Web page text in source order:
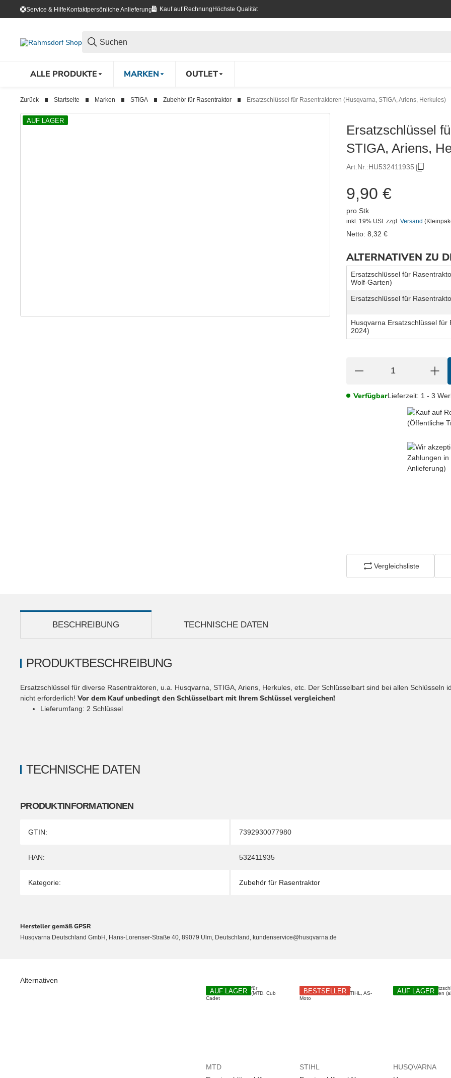
Service & HilfeKontaktpersönliche Anlieferung Kauf auf Rechnung Höchste Qualität
ALLE PRODUKTE MARKEN OUTLET
Zurück Startseite Marken STIGA Zubehör für Rasentraktor Ersatzschlüssel für Rasentraktoren (Husqvarna, STIGA, Ariens, Herkules)
AUF LAGER
Ersatzschlüssel
STIGA, Ariens,
Art.Nr.:HU532411935
9,90 €
pro Stk
inkl. 19% USt. zzgl. Versand
Netto: 8,32 €
ALTERNATIVEN ZU
Ersatzschlüssel für
Wolf-Garten)
Ersatzschlüssel für
Husqvarna Ersatzschlüssel
2024)
VerfügbarLieferzeit: 1 - 3
Vergleichsliste
TECHNISCHE DATEN
BESCHREIBUNG
TECHNISCHE DATEN
PRODUKTINFORMATIONEN
Produkteigenschaft
Wert
GTIN: 7392930077980
HAN: 532411935
Kategorie: Zubehör für Rasentraktor
PRODUKTBESCHREIBUNG
Ersatzschlüssel für diverse Rasentraktoren, u.a. Husqvarna, STIGA, Ariens, Herkules, etc. Der Schlüsselbart sind bei allen Schlüsseln
nicht erforderlich! Vor dem Kauf unbedingt den Schlüsselbart mit Ihrem Schlüssel vergleichen!
Lieferumfang: 2 Schlüssel
Hersteller gemäß GPSR
Husqvarna Deutschland GmbH, Hans-Lorenser-Straße 40, 89079 Ulm, Deutschland, kundenservice@husqvarna.de
Alternativen
AUF LAGER
MTD
BESTSELLER
STIHL
AUF LAGER
HUSQVARNA